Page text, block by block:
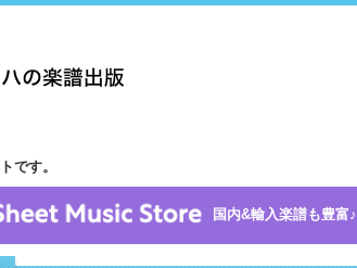
です。
国内&輸入楽譜も豊富♪